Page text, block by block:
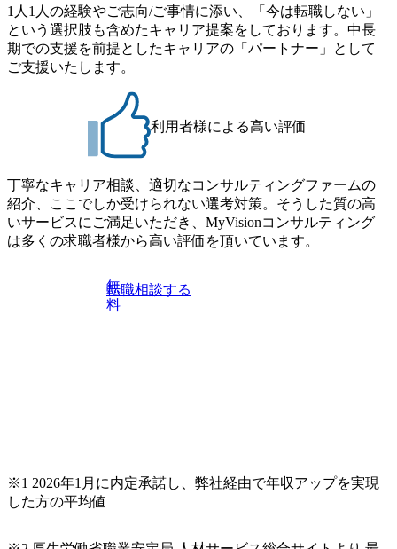
は、以下書類が必要となりますため、併せて事前にご提出
をお願いいたします。 ・前年の源泉徴収票 ・給与明細3か
月分 内定の場合は、後日、オファー面談がございます。 書
類選考通過後、一次面接時間と面接用URLをご案内差し上
真付き履歴書データ(PDF)のご提出を面接前日午前10時まで
にお願い致します。 オンラインでの面接となりますので、
お時間になりましたらご案内のURLよりご入室下さい。 一
次面接終了後、メールにて合否のご連絡を差し上げます。
一次面接通過の際は、二次面接のお時間もご案内差し上げ
ますので、ご確認下さい。 二次面接結果は、給与明細3ヶ月
分等の書類提出から3日程度を目処に、メールにてご案内差
し上げます。 東京都中央区銀座4丁目12−15 歌舞伎座タワー
7F 大阪府大阪市北区梅田三丁目2番2号 JPタワー大阪17F
上記本社もしくは東京近郊のクライアント先 プロジェクト
により他拠点の案件にリモートで参画いただくこともあり
※設計～開発のご経験(アプリ/インフラ不問) ・プロジェク
トマネジメント経験(3年以上) ・コンサルティングファーム
出身 ・ビジネスレベルの英語力 ・マネジメント経験 ・PM
1人1人の経験やご志向/ご事情に添い、「今は転職しない」
という選択肢も含めたキャリア提案をしております。中長
期での支援を前提としたキャリアの「パートナー」として
ご支援いたします。
利用者様による高い評価
丁寧なキャリア相談、適切なコンサルティングファームの
紹介、ここでしか受けられない選考対策。そうした質の高
いサービスにご満足いただき、MyVisionコンサルティング
は多くの求職者様から高い評価を頂いています。
無
料
転職相談する
※1 2026年1月に内定承諾し、弊社経由で年収アップを実現
した方の平均値